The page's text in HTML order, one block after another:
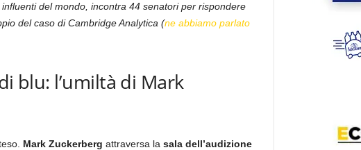
del mondo, incontra 44 senatori per rispondere
del caso di Cambridge Analytica (ne abbiamo parlato
blu: l’umiltà di Mark
Mark Zuckerberg attraversa la sala dell’audizione